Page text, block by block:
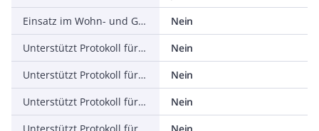
Einsatz im Wohn- und Gewerbebereich zulässig
Nein
Unterstützt Protokoll für TCP/IP
Nein
Unterstützt Protokoll für PROFIBUS
Nein
Unterstützt Protokoll für CAN
Nein